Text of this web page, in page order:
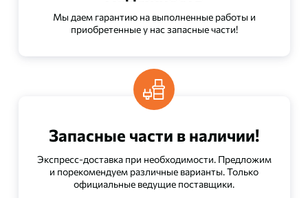
Мы даем гарантию на выполненные работы и
приобретенные у нас запасные части!
Запасные части в наличии!
Экспресс-доставка при необходимости. Предложим
и порекомендуем различные варианты. Только
официальные ведущие поставщики.